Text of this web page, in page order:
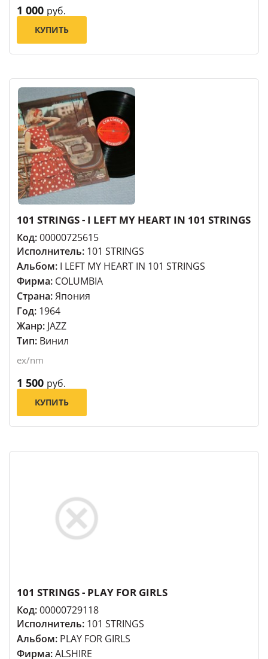
1 000 руб.
КУПИТЬ
101 STRINGS - I LEFT MY HEART IN 101 STRINGS
Код:00000725615
Исполнитель: 101 STRINGS
Альбом: I LEFT MY HEART IN 101 STRINGS
Фирма: COLUMBIA
Страна:Япония
Год: 1964
Жанр: JAZZ
Тип: Винил
ex/nm
1 500 руб.
КУПИТЬ
101 STRINGS - PLAY FOR GIRLS
Код:00000729118
Исполнитель: 101 STRINGS
Альбом: PLAY FOR GIRLS
Фирма:ALSHIRE